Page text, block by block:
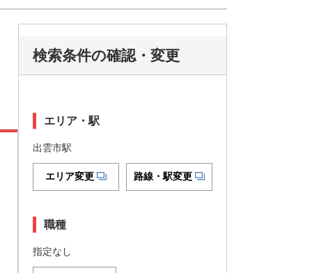
検索条件の確認・変更
エリア・駅
出雲市駅
エリア変更 路線・駅変更
職種
指定なし